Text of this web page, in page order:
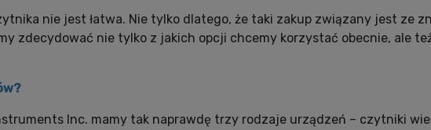
nie jest łatwa. Nie tylko dlatego, że taki zakup związany jest ze
zdecydować nie tylko z jakich opcji chcemy korzystać obecnie, ale
Inc. mamy tak naprawdę trzy rodzaje urządzeń – czytniki